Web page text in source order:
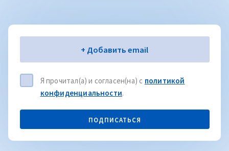
Электронная почта+ Добавить email
Я прочитал(а) и согласен(на) с политикой
конфиденциальности.
ПОДПИСАТЬСЯ